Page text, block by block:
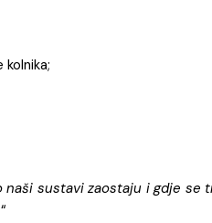
naši sustavi zaostaju i gdje se
“